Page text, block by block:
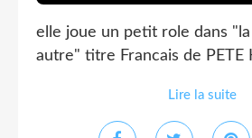
elle joue un petit role dans
autre" titre Francais de PETE
Lire la suite